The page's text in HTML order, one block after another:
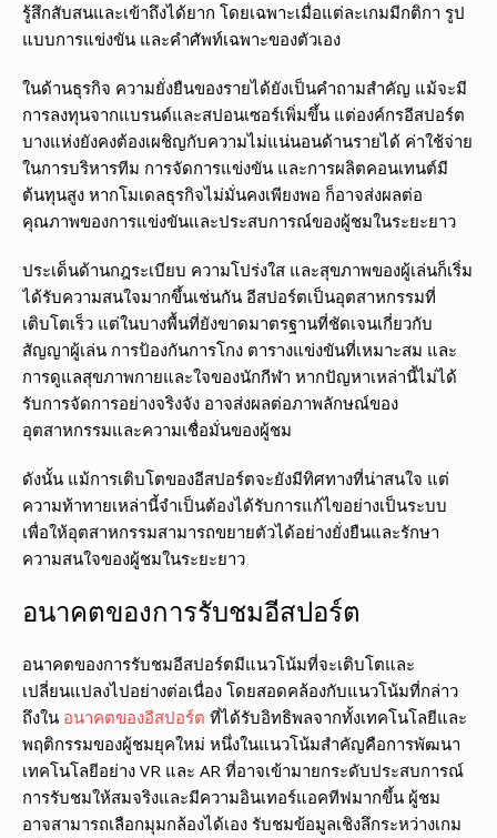
รู้สึกสับสนและเข้าถึงได้ยาก โดยเฉพาะเมื่อแต่ละเกมมีกติกา รูป
แบบการแข่งขัน และคำศัพท์เฉพาะของตัวเอง
ในด้านธุรกิจ ความยั่งยืนของรายได้ยังเป็นคำถามสำคัญ แม้จะมี
การลงทุนจากแบรนด์และสปอนเซอร์เพิ่มขึ้น แต่องค์กรอีสปอร์ต
บางแห่งยังคงต้องเผชิญกับความไม่แน่นอนด้านรายได้ ค่าใช้จ่าย
ในการบริหารทีม การจัดการแข่งขัน และการผลิตคอนเทนต์มี
ต้นทุนสูง หากโมเดลธุรกิจไม่มั่นคงเพียงพอ ก็อาจส่งผลต่อ
คุณภาพของการแข่งขันและประสบการณ์ของผู้ชมในระยะยาว
ประเด็นด้านกฎระเบียบ ความโปร่งใส และสุขภาพของผู้เล่นก็เริ่ม
ได้รับความสนใจมากขึ้นเช่นกัน อีสปอร์ตเป็นอุตสาหกรรมที่
เติบโตเร็ว แต่ในบางพื้นที่ยังขาดมาตรฐานที่ชัดเจนเกี่ยวกับ
สัญญาผู้เล่น การป้องกันการโกง ตารางแข่งขันที่เหมาะสม และ
การดูแลสุขภาพกายและใจของนักกีฬา หากปัญหาเหล่านี้ไม่ได้
รับการจัดการอย่างจริงจัง อาจส่งผลต่อภาพลักษณ์ของ
อุตสาหกรรมและความเชื่อมั่นของผู้ชม
ดังนั้น แม้การเติบโตของอีสปอร์ตจะยังมีทิศทางที่น่าสนใจ แต่
ความท้าทายเหล่านี้จำเป็นต้องได้รับการแก้ไขอย่างเป็นระบบ
เพื่อให้อุตสาหกรรมสามารถขยายตัวได้อย่างยั่งยืนและรักษา
ความสนใจของผู้ชมในระยะยาว
อนาคตของการรับชมอีสปอร์ต
อนาคตของการรับชมอีสปอร์ตมีแนวโน้มที่จะเติบโตและ
เปลี่ยนแปลงไปอย่างต่อเนื่อง โดยสอดคล้องกับแนวโน้มที่กล่าว
ถึงใน อนาคตของอีสปอร์ต ที่ได้รับอิทธิพลจากทั้งเทคโนโลยีและ
พฤติกรรมของผู้ชมยุคใหม่ หนึ่งในแนวโน้มสำคัญคือการพัฒนา
เทคโนโลยีอย่าง VR และ AR ที่อาจเข้ามายกระดับประสบการณ์
การรับชมให้สมจริงและมีความอินเทอร์แอคทีฟมากขึ้น ผู้ชม
อาจสามารถเลือกมุมกล้องได้เอง รับชมข้อมูลเชิงลึกระหว่างเกม